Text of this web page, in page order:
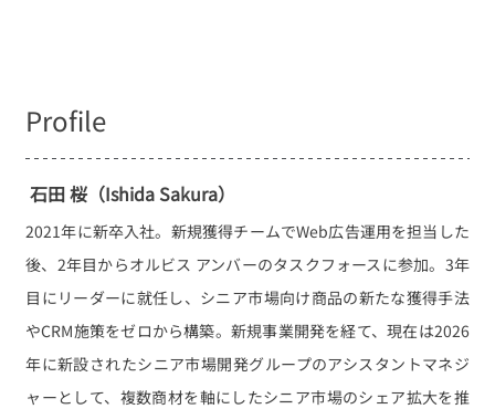
Profile
石田 桜（Ishida Sakura）
2021年に新卒入社。新規獲得チームでWeb広告運用を担当した
後、2年目からオルビス アンバーのタスクフォースに参加。3年
目にリーダーに就任し、シニア市場向け商品の新たな獲得手法
やCRM施策をゼロから構築。新規事業開発を経て、現在は2026
年に新設されたシニア市場開発グループのアシスタントマネジ
ャーとして、複数商材を軸にしたシニア市場のシェア拡大を推